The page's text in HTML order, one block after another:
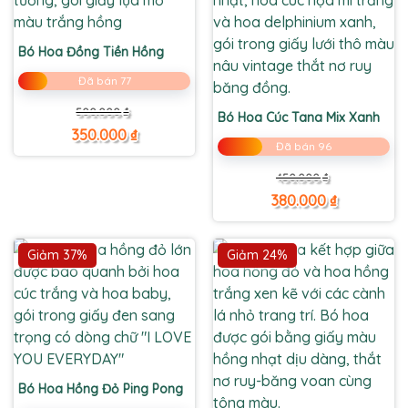
Bó Hoa Đồng Tiền Hồng
Đã bán 77
500.000₫
Giá
gốc
là:
500.000 ₫.
350.000₫
Giá
hiện
tại
là:
350.000 ₫.
Bó Hoa Cúc Tana Mix Xanh
Đã bán 96
450.000₫
Giá
gốc
là:
450.000 ₫.
380.000₫
Giá
hiện
tại
là:
380.000 ₫.
Giảm 37%
Bó Hoa Hồng Đỏ Ping Pong
Giảm 24%